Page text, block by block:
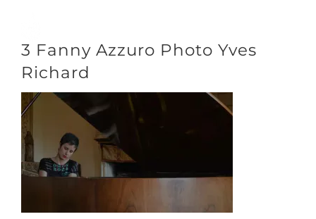
contenu
NOUS SUIVRE
3 Fanny Azzuro Photo Yves
Richard